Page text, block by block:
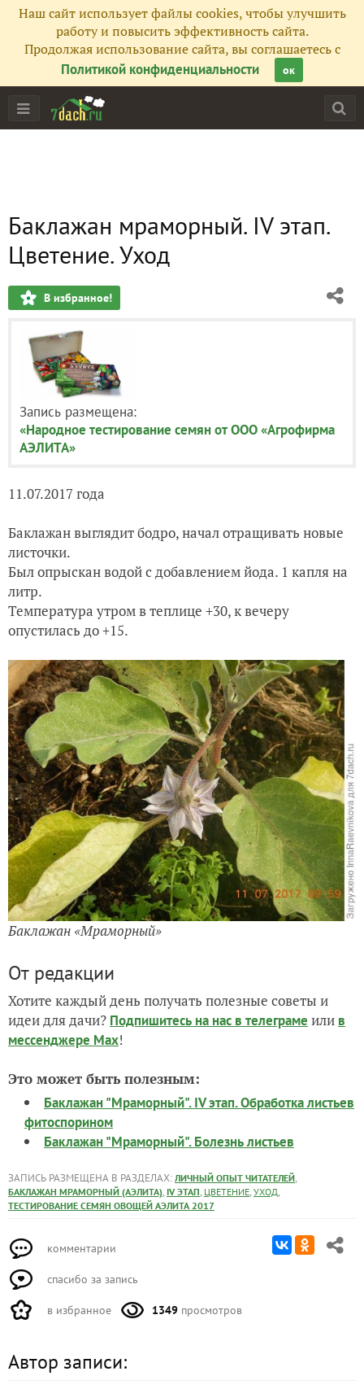
Наш сайт использует файлы cookies, чтобы улучшить
работу и повысить эффективность сайта.
Продолжая использование сайта, вы соглашаетесь с
Политикой конфиденциальности
ок
Баклажан мраморный. IV этап.
Цветение. Уход
В избранное!
Запись размещена:
«Народное тестирование семян от ООО «Агрофирма
АЭЛИТА»
11.07.2017 года
Баклажан выглядит бодро, начал отращивать новые
листочки.
Был опрыскан водой с добавлением йода. 1 капля на
литр.
Температура утром в теплице +30, к вечеру
опустилась до +15.
Баклажан «Мраморный»
От редакции
Хотите каждый день получать полезные советы и
идеи для дачи? Подпишитесь на нас в телеграме или в
мессенджере Max!
Это может быть полезным:
Баклажан "Мраморный". IV этап. Обработка листьев
фитоспорином
Баклажан "Мраморный". Болезнь листьев
ЗАПИСЬ РАЗМЕЩЕНА В РАЗДЕЛАХ: ЛИЧНЫЙ ОПЫТ ЧИТАТЕЛЕЙ,
БАКЛАЖАН МРАМОРНЫЙ (АЭЛИТА), IV ЭТАП, ЦВЕТЕНИЕ, УХОД,
ТЕСТИРОВАНИЕ СЕМЯН ОВОЩЕЙ АЭЛИТА 2017
комментарии
спасибо за запись
в избранное 1349 просмотров
Автор записи: